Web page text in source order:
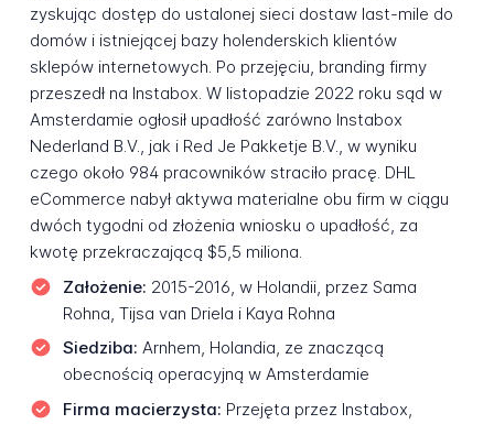
zyskując dostęp do ustalonej sieci dostaw last-mile do
domów i istniejącej bazy holenderskich klientów
sklepów internetowych. Po przejęciu, branding firmy
przeszedł na Instabox. W listopadzie 2022 roku sąd w
Amsterdamie ogłosił upadłość zarówno Instabox
Nederland B.V., jak i Red Je Pakketje B.V., w wyniku
czego około 984 pracowników straciło pracę. DHL
eCommerce nabył aktywa materialne obu firm w ciągu
dwóch tygodni od złożenia wniosku o upadłość, za
kwotę przekraczającą $5,5 miliona.
Założenie: 2015-2016, w Holandii, przez Sama
Rohna, Tijsa van Driela i Kaya Rohna
Siedziba: Arnhem, Holandia, ze znaczącą
obecnością operacyjną w Amsterdamie
Firma macierzysta: Przejęta przez Instabox,